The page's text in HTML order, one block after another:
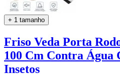
+ 1 tamanho
Friso Veda Porta
100 Cm Contra Água
Insetos